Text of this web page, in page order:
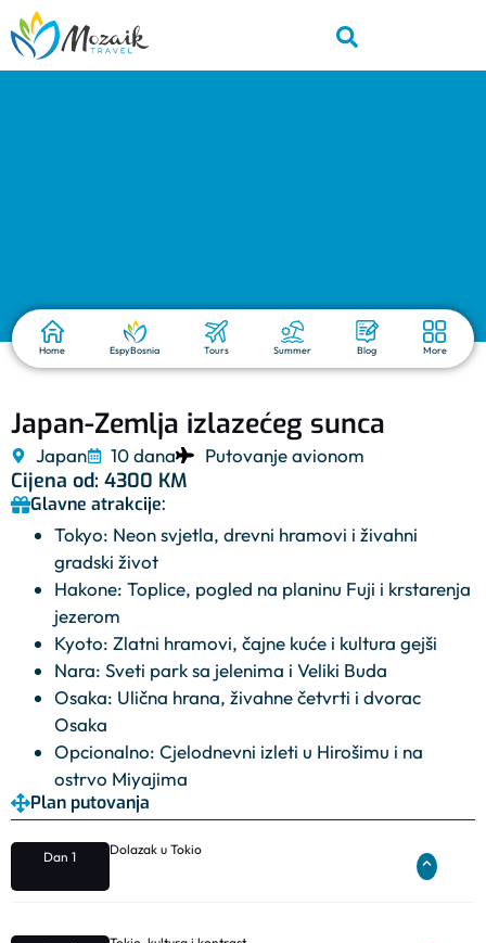
Home EspyBosnia Tours Summer Blog More
Japan-Zemlja izlazećeg sunca
Japan 10 dana Putovanje avionom
Cijena od: 4300 KM
Glavne atrakcije:
Tokyo: Neon svjetla, drevni hramovi i živahni
gradski život
Hakone: Toplice, pogled na planinu Fuji i krstarenja
jezerom
Kyoto: Zlatni hramovi, čajne kuće i kultura gejši
Nara: Sveti park sa jelenima i Veliki Buda
Osaka: Ulična hrana, živahne četvrti i dvorac
Osaka
Opcionalno: Cjelodnevni izleti u Hirošimu i na
ostrvo Miyajima
Plan putovanja
Dan 1 Dolazak u Tokio